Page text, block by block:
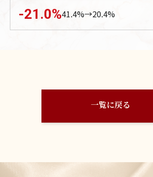
-21.0%41.4%→20.4%
一覧に戻る